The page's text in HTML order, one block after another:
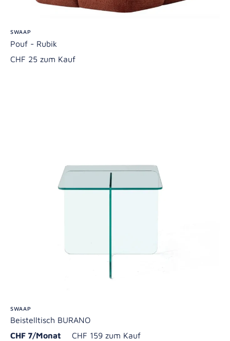
SWAAP
Pouf - Rubik
CHF 25 zum Kauf
SWAAP
Beistelltisch BURANO
CHF 7/Monat
CHF 159 zum Kauf